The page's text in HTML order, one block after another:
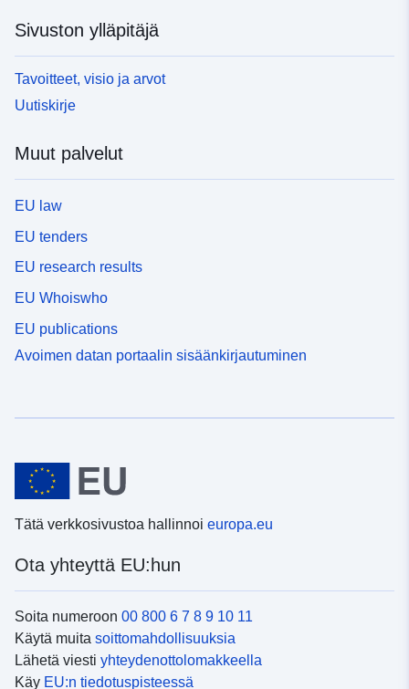
Sivuston ylläpitäjä
Tavoitteet, visio ja arvot
Uutiskirje
Muut palvelut
EU law
EU tenders
EU research results
EU Whoiswho
EU publications
Avoimen datan portaalin sisäänkirjautuminen
Tätä verkkosivustoa hallinnoi europa.eu
Ota yhteyttä EU:hun
Soita numeroon 00 800 6 7 8 9 10 11
Käytä muita soittomahdollisuuksia
Lähetä viesti yhteydenottolomakkeella
Käy EU:n tiedotuspisteessä